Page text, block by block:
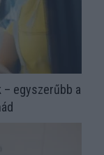
– egyszerűbb a